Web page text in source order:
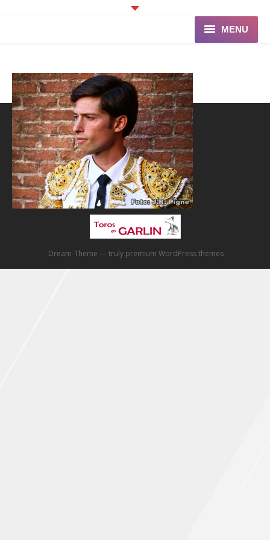
MENU
Programme
Ganaderia de PINCHA
Les Toreros
Infos pratiques
La Peña
Dream-Theme — truly premium WordPress themes